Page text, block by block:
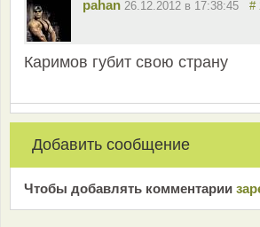
pahan 26.12.2012 в 17:38:45 #
Каримов губит свою страну
Добавить сообщение
Чтобы добавлять комментарии